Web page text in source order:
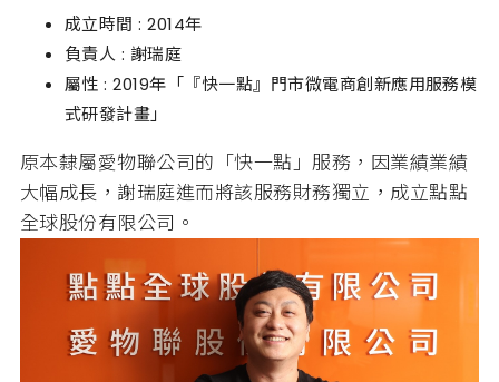
成立時間 : 2014年
負責人 : 謝瑞庭
屬性 : 2019年「『快一點』門市微電商創新應用服務模
式研發計畫」
原本隸屬愛物聯公司的「快一點」服務，因業績業績
大幅成長，謝瑞庭進而將該服務財務獨立，成立點點
全球股份有限公司。